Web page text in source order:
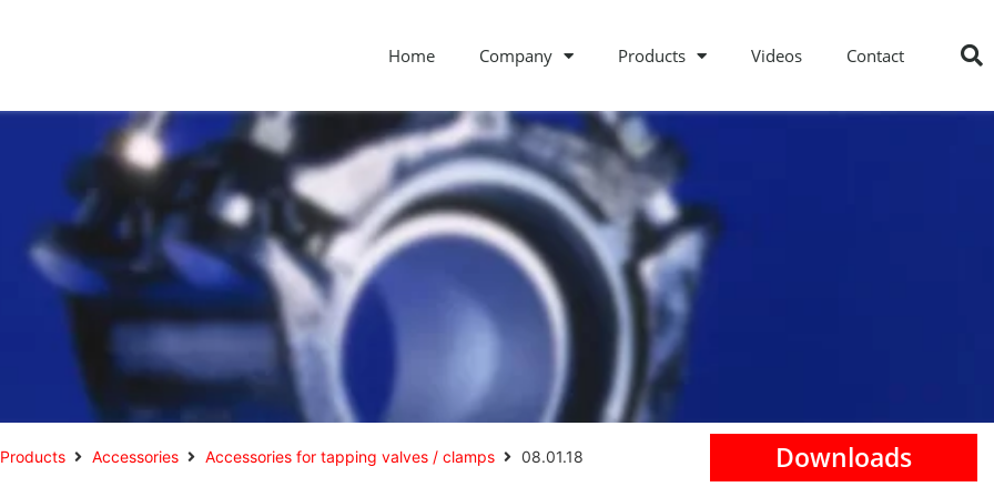
Home Company Products Videos Contact
Products Accessories Accessories for tapping valves / clamps 08.01.18 Downloads